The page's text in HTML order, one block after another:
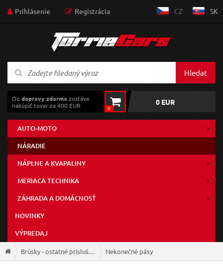
Prihlásenie Registrácia CZ SK
Hledat
Dodopravy zdarma zostáva
nakúpiť tovar za 400 EUR
0
0 EUR
AUTO-MOTO
NÁRADIE
NÁPLNE A KVAPALINY
MERIACA TECHNIKA
ZÁHRADA A DOMÁCNOSŤ
NOVINKY
VÝPREDAJ
Brúsky - ostatné príslušenstvo Nekonečné pásy